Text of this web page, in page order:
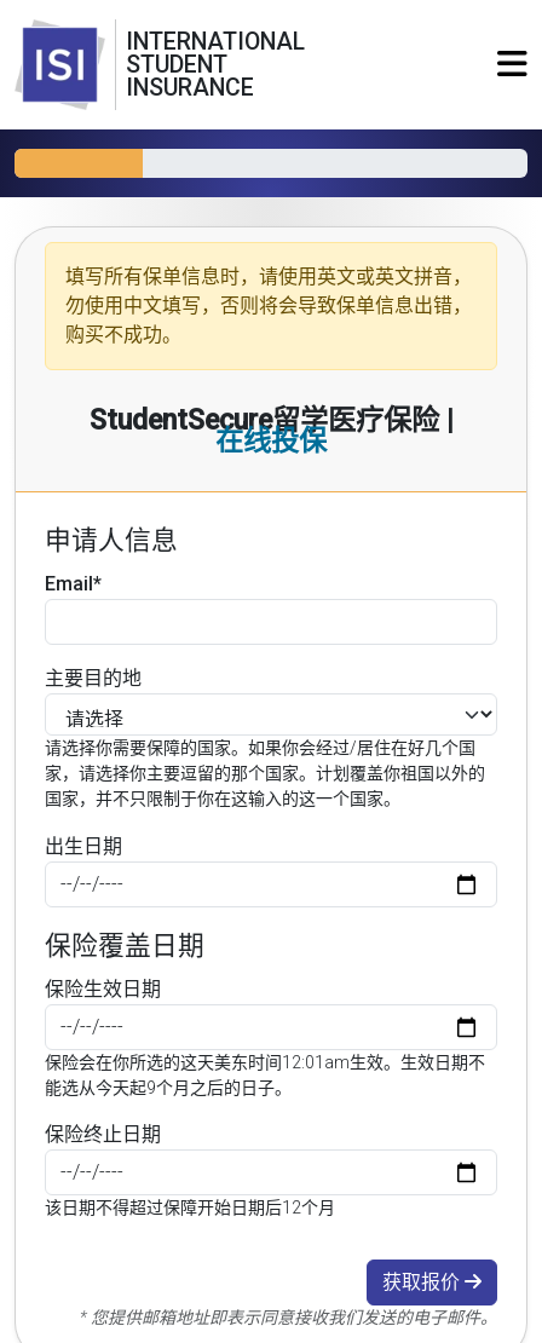
INTERNATIONAL
STUDENT
INSURANCE
填写所有保单信息时，请使用 英文或英文拼音，
勿使用中文填写，否则将会导致保单信息出错，
购买不成功。
StudentSecure留学医疗保险 |
在线投保
申请人信息
Email*
主要目的地
请选择你需要保障的国家。如果你会经过/居住在好几个国
家，请选择你主要逗留的那个国家。计划覆盖你祖国以外的
国家，并不只限制于你在这输入的这一个国家。
出生日期
保险覆盖日期
保险生效日期
保险会在你所选的这天美东时间12:01am生效。生效日期不
能选从今天起9个月之后的日子。
保险终止日期
该日期不得超过保障开始日期后12个月
获取报价
* 您提供邮箱地址即表示同意接收我们发送的电子邮件。